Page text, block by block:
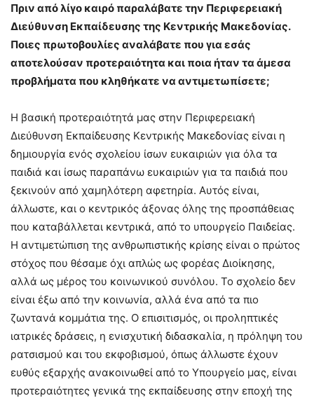
Πριν από λίγο καιρό παραλάβατε την Περιφερειακή
Διεύθυνση Εκπαίδευσης της Κεντρικής Μακεδονίας.
Ποιες πρωτοβουλίες αναλάβατε που για εσάς
αποτελούσαν προτεραιότητα και ποια ήταν τα άμεσα
προβλήματα που κληθήκατε να αντιμετωπίσετε;
Η βασική προτεραιότητά μας στην Περιφερειακή
Διεύθυνση Εκπαίδευσης Κεντρικής Μακεδονίας είναι η
δημιουργία ενός σχολείου ίσων ευκαιριών για όλα τα
παιδιά και ίσως παραπάνω ευκαιριών για τα παιδιά που
ξεκινούν από χαμηλότερη αφετηρία. Αυτός είναι,
άλλωστε, και ο κεντρικός άξονας όλης της προσπάθειας
που καταβάλλεται κεντρικά, από το υπουργείο Παιδείας.
Η αντιμετώπιση της ανθρωπιστικής κρίσης είναι ο πρώτος
στόχος που θέσαμε όχι απλώς ως φορέας Διοίκησης,
αλλά ως μέρος του κοινωνικού συνόλου. Το σχολείο δεν
είναι έξω από την κοινωνία, αλλά ένα από τα πιο
ζωντανά κομμάτια της. Ο επισιτισμός, οι προληπτικές
ιατρικές δράσεις, η ενισχυτική διδασκαλία, η πρόληψη του
ρατσισμού και του εκφοβισμού, όπως άλλωστε έχουν
ευθύς εξαρχής ανακοινωθεί από το Υπουργείο μας, είναι
προτεραιότητες γενικά της εκπαίδευσης στην εποχή της